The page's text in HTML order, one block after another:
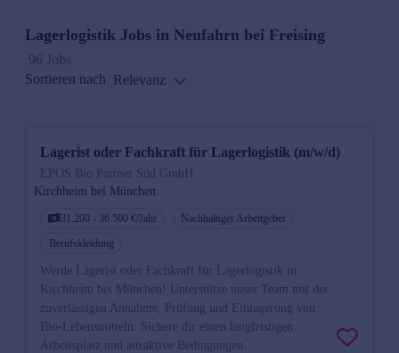
Lagerlogistik Jobs in Neufahrn bei Freising
96 Jobs
Sortieren nach Relevanz
Lagerist oder Fachkraft für Lagerlogistik (m/w/d)
EPOS Bio Partner Süd GmbH
Kirchheim bei München
31.200 - 36.500 €/Jahr
Nachhaltiger Arbeitgeber
Berufskleidung
Werde Lagerist oder Fachkraft für Lagerlogistik in
Kirchheim bei München! Unterstütze unser Team mit der
zuverlässigen Annahme, Prüfung und Einlagerung von
Bio-Lebensmitteln. Sichere dir einen langfristigen
Arbeitsplatz und attraktive Bedingungen.